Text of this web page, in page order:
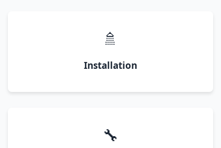
🚿
Installation
🔧